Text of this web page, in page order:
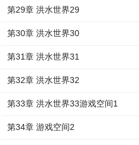
第29章 洪水世界29
第30章 洪水世界30
第31章 洪水世界31
第32章 洪水世界32
第33章 洪水世界33游戏空间1
第34章 游戏空间2